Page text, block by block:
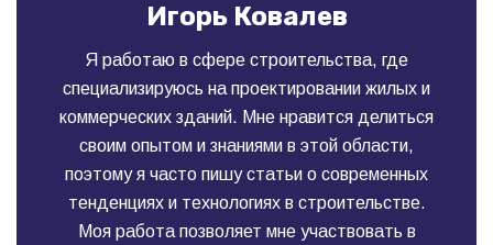
Игорь Ковалев
Я работаю в сфере строительства, где
специализируюсь на проектировании жилых и
коммерческих зданий. Мне нравится делиться
своим опытом и знаниями в этой области,
поэтому я часто пишу статьи о современных
тенденциях и технологиях в строительстве.
Моя работа позволяет мне участвовать в